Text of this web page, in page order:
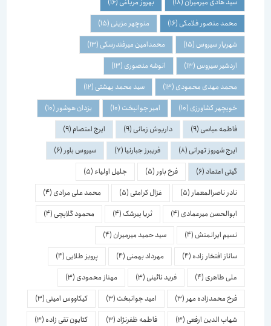
محمد منصور فلامکی(16) منوچهر مزینی(15)
شهریار سیروس(15) محمدامین میرفندرسکی(13)
اردشیر سیروس(13) انوشه منصوری(13)
محمد مهدی محمودی(13) سید محمد بهشتی(12)
خوبچهر کشاورزی(10) امیر جوانبخت(10) یزدان هوشور(10)
فاطمه عباسی(9) داریوش زمانی(9) ایرج اعتصام(9)
ایرج شهروز تهرانی(8) فریبرز جبارنیا(7) سیروس باور (6)
گیتی اعتماد(6) فرخ باور (5) جلیل اولیاء(5)
نادر ناصرالمعمار(5) غزال کرامتی(5) محمد علی مرادی(4)
ابوالحسن میرعمادی(4) ثریا بیرشک(4) محمود گلابچی(4)
نسیم ایرانمنش(4) سید حمید میرمیران(4)
ساناز افتخار زاده(4) مهرداد بهمنی(4) پرویز طلایی(4)
علی طاهری(4) فرید نائینی(3) مهناز محمودی(3)
فرخ محمدزاده مهر (3) امید جوانبخت(3) کیکاووس امینی(3)
شهاب الدین ارفعی(3) فاطمه ظفرنژاد(3) کتایون تقی زاده(3)